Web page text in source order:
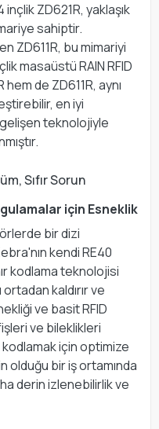
ZD621R, yaklaşık
sahiptir.
ZD611R, bu mimariyi
masaüstü RAIN RFID
hem de ZD611R, aynı
en iyi
teknolojiyle
Sıfır Sorun
için Esneklik
bir dizi
kendi RE40
kodlama teknolojisi
kaldırır ve
ve basit RFID
ve bileklikleri
için optimize
olduğu bir iş ortamında
derin izlenebilirlik ve